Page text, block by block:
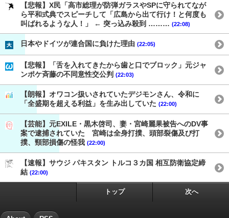
【悲報】X民「高市総理が防弾ガラスやSPに守られてなが
ら平和式典でスピーチして「広島から出て行け！と何度も
叫ばれるような人！」 ← 突っ込み殺到 ……… (22:08)
日本やドイツが連合国に負けた理由 (22:05)
【悲報】「舌を入れてきたから歯と口でブロック」元ジャ
ンポケ斉藤の不同意性交公判 (22:03)
【朗報】オワコン扱いされていたデジモンさん、令和に
「全盛期を超える利益」を生み出していた (22:00)
【芸能】元EXILE・黒木啓司、妻・宮崎麗果被告へのDV事
案で逮捕されていた 宮崎は全身打撲、頭部裂傷及び打
撲、頸部損傷の怪我 (22:00)
【速報】サウジ パキスタン トルコ３カ国 相互防衛協定締
結 (22:00)
トップ 次へ